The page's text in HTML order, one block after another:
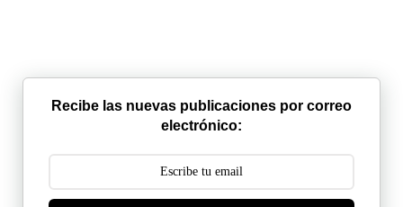
Recibe las nuevas publicaciones por correo
electrónico: